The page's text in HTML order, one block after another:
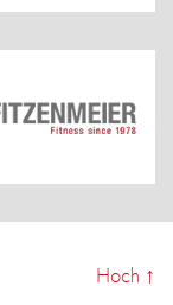
Hoch ↑